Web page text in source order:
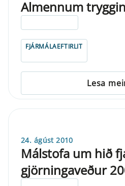
Almennum
FJÁRMÁLAEFTIRLIT
Lesa
24. ágúst 2010
Málstofa um hið
gjörningaveður